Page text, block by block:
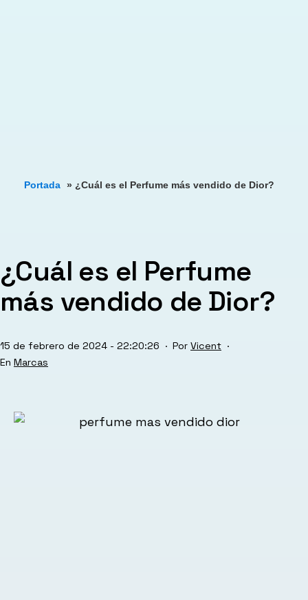
Portada » ¿Cuál es el Perfume más vendido de Dior?
¿Cuál es el Perfume
más vendido de Dior?
Publicada
el
15 de febrero de 2024 - 22:20:26 Por Vicent
Categorizado
Marcas